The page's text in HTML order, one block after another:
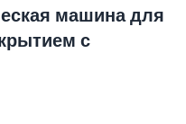
машина для
с